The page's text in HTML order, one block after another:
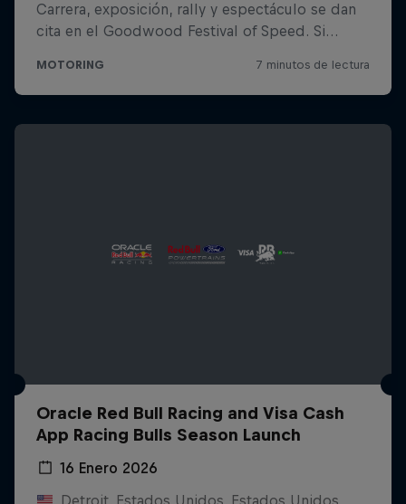
Oracle Red Bull Racing and Visa Cash
App Racing Bulls Season Launch
16 Enero 2026
Detroit, Estados Unidos, Estados Unidos